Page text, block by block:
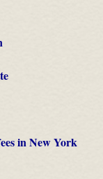
in New York